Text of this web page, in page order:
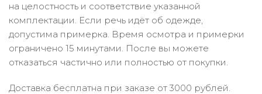
на целостность и соответствие указанной
комплектации. Если речь идёт об одежде,
допустима примерка. Время осмотра и примерки
ограничено 15 минутами. После вы можете
отказаться частично или полностью от покупки.
Доставка бесплатна при заказе от 3000 рублей.